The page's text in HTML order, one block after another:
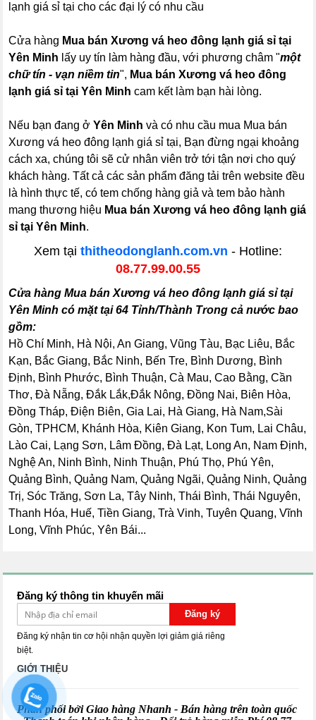
lạnh giá sỉ tại cho các đại lý có nhu cầu
Cửa hàng Mua bán Xương vá heo đông lạnh giá sỉ tại
Yên Minh lấy uy tín làm hàng đầu, với phương châm "một
chữ tín - vạn niềm tin", Mua bán Xương vá heo đông
lạnh giá sỉ tại Yên Minh cam kết làm bạn hài lòng.
Nếu bạn đang ởYên Minh và có nhu cầu mua Mua bán
Xương vá heo đông lạnh giá sỉ tại, Bạn đừng ngại khoảng
cách xa, chúng tôi sẽ cử nhân viên trở tới tận nơi cho quý
khách hàng. Tất cả các sản phẩm đăng tải trên website đều
là hình thực tế, có tem chống hàng giả và tem bảo hành
mang thương hiệu Mua bán Xương vá heo đông lạnh giá
sỉ tại Yên Minh.
Xem tại thitheodonglanh.com.vn - Hotline:
08.77.99.00.55
Cửa hàng Mua bán Xương vá heo đông lạnh giá sỉ tại
Yên Minh có mặt tại 64 Tỉnh/Thành Trong cả nước bao
gồm:
Hồ Chí Minh, Hà Nội, An Giang, Vũng Tàu, Bạc Liêu, Bắc
Kạn, Bắc Giang, Bắc Ninh, Bến Tre, Bình Dương, Bình
Định, Bình Phước, Bình Thuận, Cà Mau, Cao Bằng, Cần
Thơ, Đà Nẵng, Đắk Lắk,Đắk Nông, Đồng Nai, Biên Hòa,
Đồng Tháp, Điện Biên, Gia Lai, Hà Giang, Hà Nam,Sài
Gòn, TPHCM, Khánh Hòa, Kiên Giang, Kon Tum, Lai Châu,
Lào Cai, Lạng Sơn, Lâm Đồng, Đà Lạt, Long An, Nam Định,
Nghệ An, Ninh Bình, Ninh Thuận, Phú Thọ, Phú Yên,
Quảng Bình, Quảng Nam, Quảng Ngãi, Quảng Ninh, Quảng
Trị, Sóc Trăng, Sơn La, Tây Ninh, Thái Bình, Thái Nguyên,
Thanh Hóa, Huế, Tiền Giang, Trà Vinh, Tuyên Quang, Vĩnh
Long, Vĩnh Phúc, Yên Bái...
Đăng ký thông tin khuyến mãi
Đăng ký
Đăng ký nhận tin cơ hội nhận quyền lợi giảm giá riêng
biệt.
GIỚI THIỆU
Phân phối bởi Giao hàng Nhanh - Bán hàng trên toàn quốc